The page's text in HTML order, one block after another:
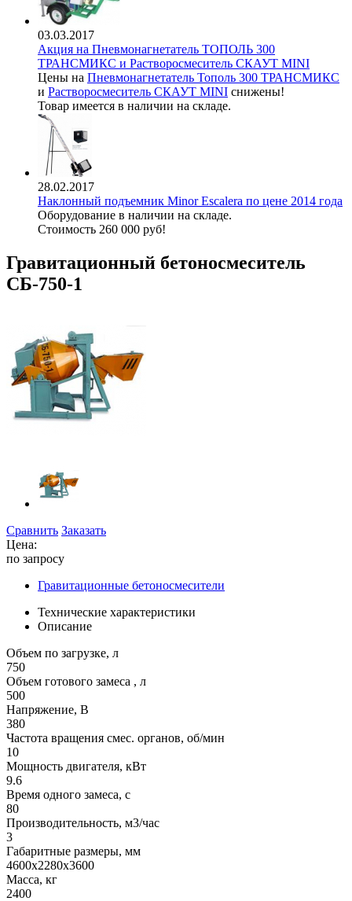
03.03.2017
Акция на Пневмонагнетатель ТОПОЛЬ 300
ТРАНСМИКС и Растворосмеситель СКАУТ MINI
Цены на Пневмонагнетатель Тополь 300 ТРАНСМИКС
и Растворосмеситель СКАУТ MINI снижены!
Товар имеется в наличии на складе.
28.02.2017
Наклонный подъемник Minor Escalera по цене 2014 года
Оборудование в наличии на складе.
Стоимость 260 000 руб!
Гравитационный бетоносмеситель
СБ-750-1
Сравнить Заказать
Цена:
по запросу
Гравитационные бетоносмесители
Технические характеристики
Описание
Объем по загрузке, л
750
Объем готового замеса , л
500
Напряжение, В
380
Частота вращения смес. органов, об/мин
10
Мощность двигателя, кВт
9.6
Время одного замеса, с
80
Производительность, м3/час
3
Габаритные размеры, мм
4600х2280х3600
Масса, кг
2400